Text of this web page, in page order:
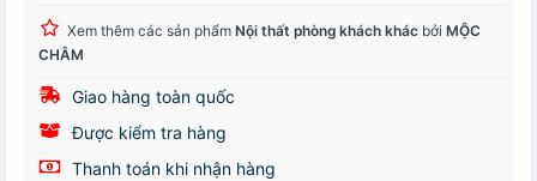
Xem thêm các sản phẩm Nội thất phòng khách khác bởi MỘC
CHÂM
Giao hàng toàn quốc
Được kiểm tra hàng
Thanh toán khi nhận hàng